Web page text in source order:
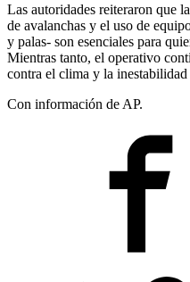
Las autoridades reiteraron que
de avalanchas y el uso de
y palas- son esenciales para
Mientras tanto, el operativo
contra el clima y la inestabilidad
Con información de AP.